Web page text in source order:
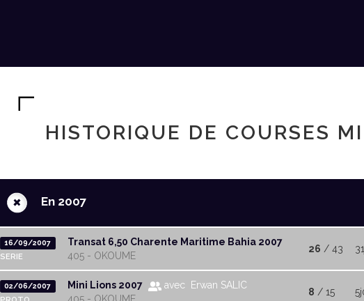
HISTORIQUE DE COURSES
+ En 2007
16/09/2007
SERIE
Transat 6,50 Charente Maritime Bahia 2007
405 - OKOUME
26 / 43
02/06/2007 Mini Lions 2007
avec Erwan SALIC
8 / 15